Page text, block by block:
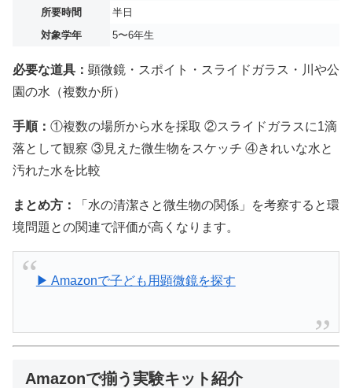
所要時間
半日
対象学年
5〜6年生
必要な道具： 顕微鏡・スポイト・スライドガラス・川や公
園の水（複数か所）
手順： ①複数の場所から水を採取 ②スライドガラスに1滴
落として観察 ③見えた微生物をスケッチ ④きれいな水と
汚れた水を比較
まとめ方：
「水の清潔さと微生物の関係」を考察すると環
境問題との関連で評価が高くなります。
▶ Amazonで子ども用顕微鏡を探す
Amazonで揃う実験キット紹介